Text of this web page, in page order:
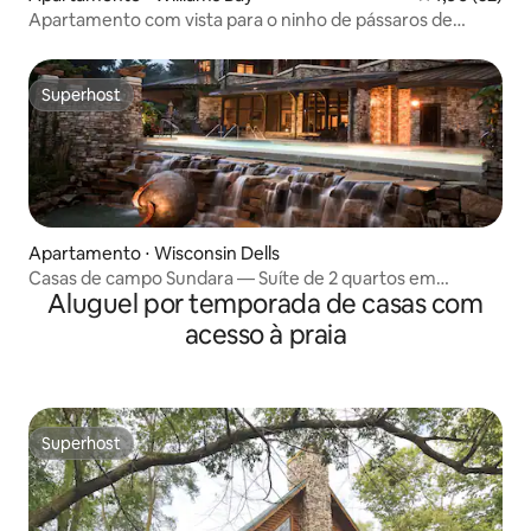
Apartamento com vista para o ninho de pássaros de
Superhost
Superhost
Apartamento ⋅ Wisconsin Dells
Casas de campo Sundara — Suíte de 2 quartos em
Wisconsin Dells
Aluguel por temporada de casas com
acesso à praia
Superhost
Superhost